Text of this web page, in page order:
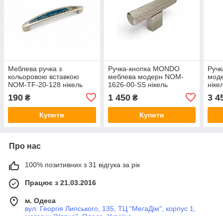
Меблева ручка з
кольоровою вставкою
NOM-TF-20-128 нікель
190 ₴
Купити
Ручка-кнопка MONDO
меблева модерн NOM-
1626-00-SS нікель
1 450₴
Купити
3
Про нас
100% позитивних з 31 відгука за рік
Працює з 21.03.2016
м. Одеса
вул. Георгія Липського, 135, ТЦ "МегаДім", корпус 1,